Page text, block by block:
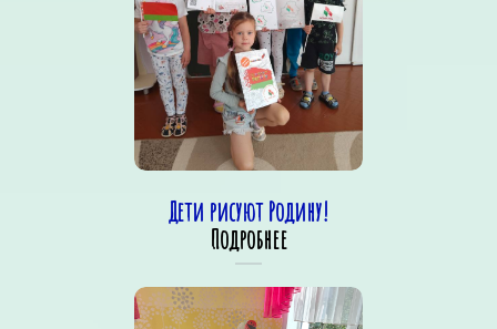
Дети рисуют Родину!
Подробнее